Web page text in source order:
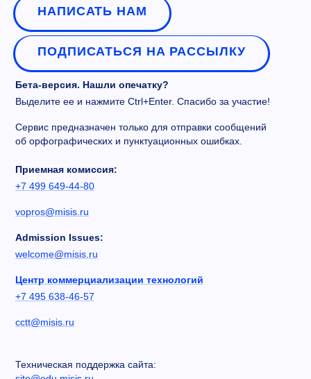
НАПИСАТЬ НАМ
ПОДПИСАТЬСЯ НА РАССЫЛКУ
Бета-версия. Нашли опечатку?
Выделите ее и нажмите Ctrl+Enter. Спасибо за участие!
Сервис предназначен только для отправки сообщений
об орфографических и пунктуационных ошибках.
Приемная комиссия:
+7 499 649-44-80
vopros@misis.ru
Admission Issues:
welcome@misis.ru
Центр коммерциализации технологий
+7 495 638-46-57
cctt@misis.ru
Техническая поддержка сайта: